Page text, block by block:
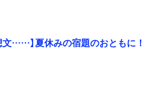
文……】夏休みの宿題のおともに